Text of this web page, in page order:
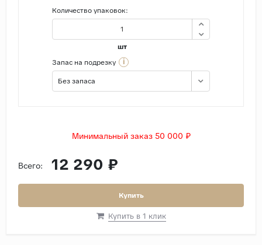
Количество упаковок:
шт
Запас на подрезку
i
Без запаса
Минимальный заказ 50 000 ₽
Всего: 12 290 ₽
Купить
Купить в 1 клик